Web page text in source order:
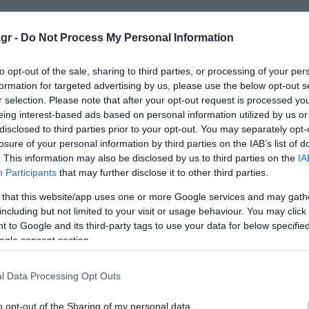
- Do Not Process My Personal Information
opt-out of the sale, sharing to third parties, or processing of your
for targeted advertising by us, please use the below opt-out
selection. Please note that after your opt-out request is processed
interest-based ads based on personal information utilized by us
to third parties prior to your opt-out. You may separately
of your personal information by third parties on the IAB’s list of
This information may also be disclosed by us to third parties on the
Participants that may further disclose it to other third parties.
that this website/app uses one or more Google services and may
but not limited to your visit or usage behaviour. You may
to Google and its third-party tags to use your data for below
consent section.
Data Processing Opt Outs
opt-out of the Sharing of my personal data.
με αναγωγή στη μητρική (recourse debt) παραμένει
χαρτοφυλακίου νέων greenfield παραχωρήσεων.
της χρονιάς ισχυροποίησε τις επιδόσεις του.
εκατ. ευρώ (+22,4%) και προσαρμοσμένα καθαρά
Κρήτη αναδεικνύεται σε διεθνή ψηφιακό κόμβο
των Κρητικών απέναντι στις επενδύσεις
ως Συνεργάτης Μετακίνησης